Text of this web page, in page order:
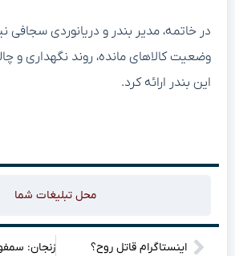
در خاتمه، مدیر بندر و دریانوردی سجافی
وضعیت کالاهای مانده، روند نگهداری و
این بندر ارائه کرد.
محل تبلیغات شما
اینستاگرام قاتل روح؟